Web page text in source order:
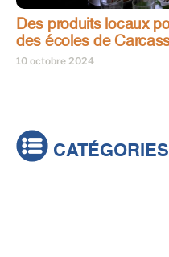
Des produits locaux
des écoles de
10 octobre 2024
CATÉGORIES